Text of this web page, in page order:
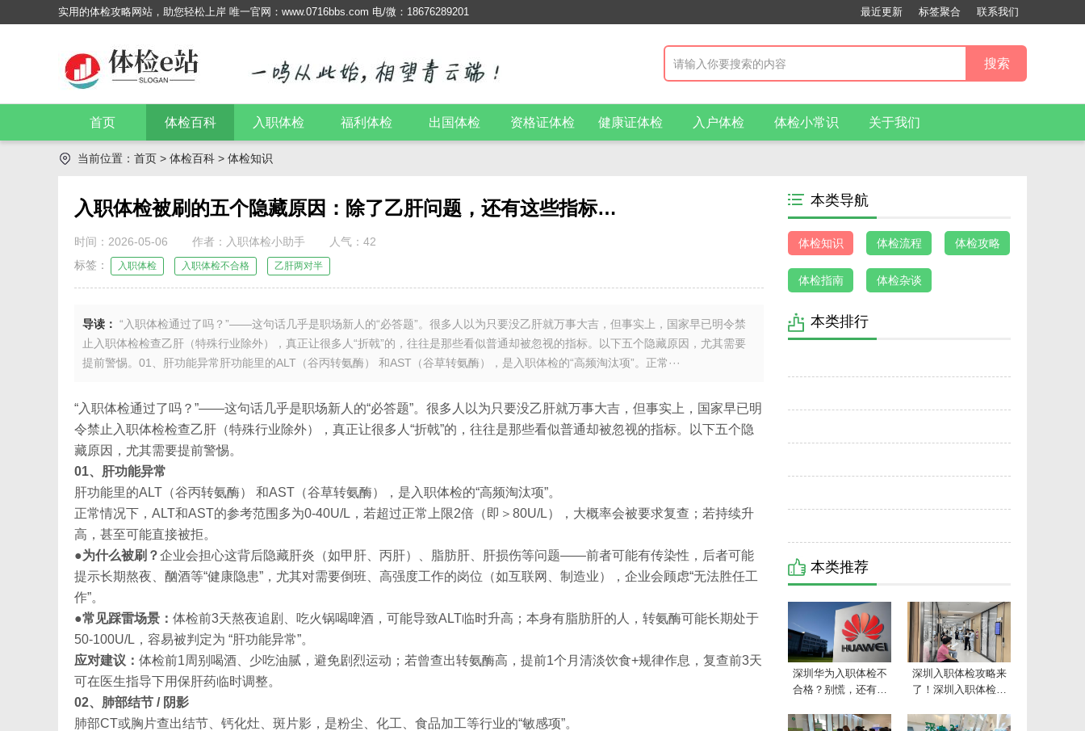
实用的体检攻略网站，助您轻松上岸 唯一官网：www.0716bbs.com 电/微：18676289201 联系我们
标签聚合
最近更新
首页 体检百科 入职体检 福利体检 出国体检 资格证体检 健康证体检 入户体检 体检小常识 关于我们
当前位置： 首页 > 体检百科 > 体检知识
入职体检被刷的五个隐藏原因：除了乙肝问题，还有这些指标…
时间：2026-05-06 作者：入职体检小助手
人气：42
标签：
入职体检 入职体检不合格 乙肝两对半
导读： “入职体检通过了吗？”——这句话几乎是职场新人的“必答题”。很多人以为只要没乙肝就万事大吉，但事实上，国家早已明令禁
止入职体检检查乙肝（特殊行业除外），真正让很多人“折戟”的，往往是那些看似普通却被忽视的指标。以下五个隐藏原因，尤其需要
提前警惕。01、肝功能异常肝功能里的ALT（谷丙转氨酶） 和AST（谷草转氨酶），是入职体检的“高频淘汰项”。正常···
“入职体检通过了吗？”——这句话几乎是职场新人的“必答题”。很多人以为只要没乙肝就万事大吉，但事实上，国家早已明
令禁止入职体检检查乙肝（特殊行业除外），真正让很多人“折戟”的，往往是那些看似普通却被忽视的指标。以下五个隐
藏原因，尤其需要提前警惕。
01、肝功能异常
肝功能里的ALT（谷丙转氨酶） 和AST（谷草转氨酶），是入职体检的“高频淘汰项”。
正常情况下，ALT和AST的参考范围多为0-40U/L，若超过正常上限2倍（即＞80U/L），大概率会被要求复查；若持续升
高，甚至可能直接被拒。
●为什么被刷？企业会担心这背后隐藏肝炎（如甲肝、丙肝）、脂肪肝、肝损伤等问题——前者可能有传染性，后者可能
提示长期熬夜、酗酒等“健康隐患”，尤其对需要倒班、高强度工作的岗位（如互联网、制造业），企业会顾虑“无法胜任工
作”。
●常见踩雷场景： 体检前3天熬夜追剧、吃火锅喝啤酒，可能导致ALT临时升高；本身有脂肪肝的人，转氨酶可能长期处于
50-100U/L，容易被判定为 “肝功能异常”。
应对建议： 体检前1周别喝酒、少吃油腻，避免剧烈运动；若曾查出转氨酶高，提前1个月清淡饮食+规律作息，复查前3天
可在医生指导下用保肝药临时调整。
02、肺部结节 / 阴影
肺部CT或胸片查出结节、钙化灶、斑片影，是粉尘、化工、食品加工等行业的“敏感项”。
本类导航
体检知识 体检流程 体检攻略
体检指南 体检杂谈
本类排行
补救！
本类推荐
深圳华为入职体检不
合格？别慌，还有机
深圳入职体检攻略来
了！深圳入职体检要